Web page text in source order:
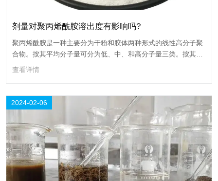
剂量对聚丙烯酰胺溶出度有影响吗?
聚丙烯酰胺是一种主要分为干粉和胶体两种形式的线性高分子聚合物。按
其平均分子量可分为低、中、和高分子量三类。按其结构又可分为非离
子、阴离子和阳离子型。
06
2024-02
剂量对聚丙烯酰胺溶出度有影响吗?
聚丙烯酰胺是一种主要分为干粉和胶体两种形式的线性高分子聚
合物。按其平均分子量可分为低、中、和高分子量三类。按其结
构又可分为非离子、阴离子和阳离子型。
查看详情
2024-02-06